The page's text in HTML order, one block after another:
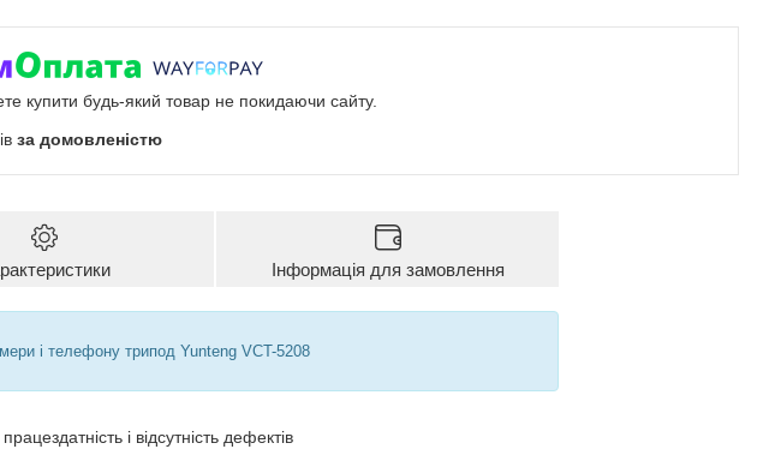
купити будь-який товар не покидаючи сайту.
за домовленістю
Інформація для замовлення
і телефону трипод Yunteng VCT-5208
і відсутність дефектів